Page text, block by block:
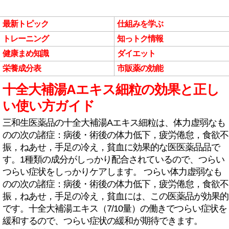
最新トピック
仕組みを学ぶ
トレーニング
知っトク情報
健康まめ知識
ダイエット
栄養成分表
市販薬の効能
十全大補湯Aエキス細粒の効果と正し
い使い方ガイド
三和生医薬品の十全大補湯Aエキス細粒は、体力虚弱なも
のの次の諸症：病後・術後の体力低下，疲労倦怠，食欲不
振，ねあせ，手足の冷え，貧血に効果的な医医薬品品で
す。1種類の成分がしっかり配合されているので、つらい
つらい症状をしっかりケアします。 つらい体力虚弱なも
のの次の諸症：病後・術後の体力低下，疲労倦怠，食欲不
振，ねあせ，手足の冷え，貧血には、この医薬品が効果的
です。十全大補湯エキス（7/10量）の働きでつらい症状を
緩和するので、つらい症状の緩和が期待できます。